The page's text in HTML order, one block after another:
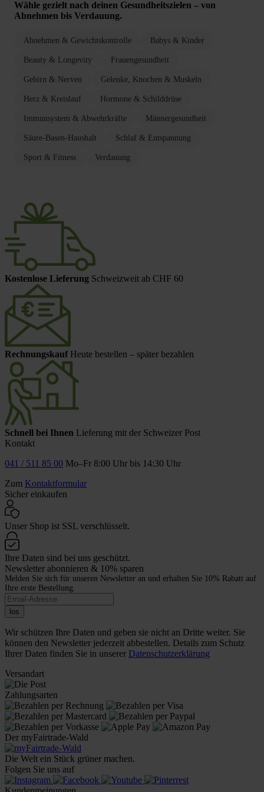
Wähle gezielt nach deinen Gesundheitszielen – von
Abnehmen bis Verdauung.
Abnehmen & Gewichtskontrolle Babys & Kinder
Beauty & Longevity Frauengesundheit
Gehirn & Nerven Gelenke, Knochen & Muskeln
Herz & Kreislauf Hormone & Schilddrüse
Immunsystem & Abwehrkräfte Männergesundheit
Säure-Basen-Haushalt Schlaf & Entspannung
Sport & Fitness Verdauung
Kostenlose Lieferung Schweizweit ab CHF 60
Rechnungskauf Heute bestellen – später bezahlen
Schnell bei Ihnen Lieferung mit der Schweizer Post
Kontakt
041 / 511 85 00 Mo–Fr 8:00 Uhr bis 14:30 Uhr
Zum Kontaktformular
Sicher einkaufen
Unser Shop ist SSL verschlüsselt.
Ihre Daten sind bei uns geschützt.
Newsletter abonnieren & 10% sparen
Melden Sie sich für unseren Newsletter an und erhalten Sie 10% Rabatt auf
Ihre erste Bestellung.
los
Wir schützen Ihre Daten und geben sie nicht an Dritte weiter. Sie
können den Newsletter jederzeit abbestellen. Details zum Schutz
Ihrer Daten finden Sie in unserer Datenschutzerklärung
Versandart
Zahlungsarten
Der myFairtrade-Wald
Die Welt ein Stück grüner machen.
Folgen Sie uns auf